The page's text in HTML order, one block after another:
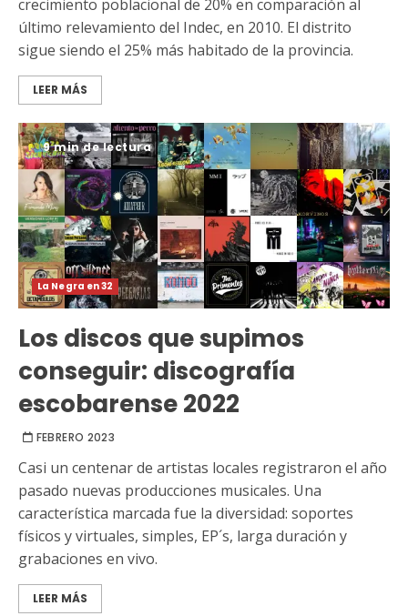
crecimiento poblacional de 20% en comparación al
último relevamiento del Indec, en 2010. El distrito
sigue siendo el 25% más habitado de la provincia.
LEER MÁS
9 min de lectura
La Negra en 32
Los discos que supimos
conseguir: discografía
escobarense 2022
FEBRERO 2023
Casi un centenar de artistas locales registraron el año
pasado nuevas producciones musicales. Una
característica marcada fue la diversidad: soportes
físicos y virtuales, simples, EP´s, larga duración y
grabaciones en vivo.
LEER MÁS